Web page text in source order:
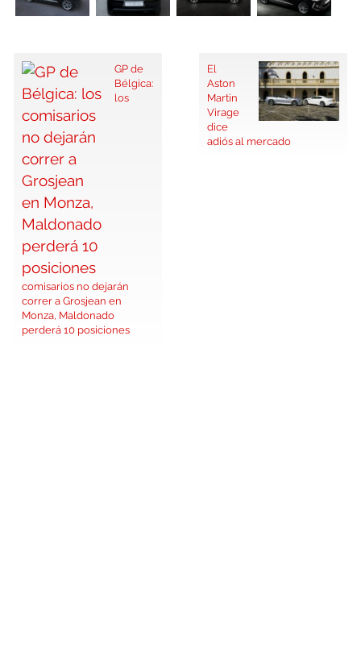
GP de
Bélgica:
los
comisarios no dejarán
correr a Grosjean en
Monza, Maldonado
perderá 10 posiciones
El
Aston
Martin
Virage
dice
adiós al mercado